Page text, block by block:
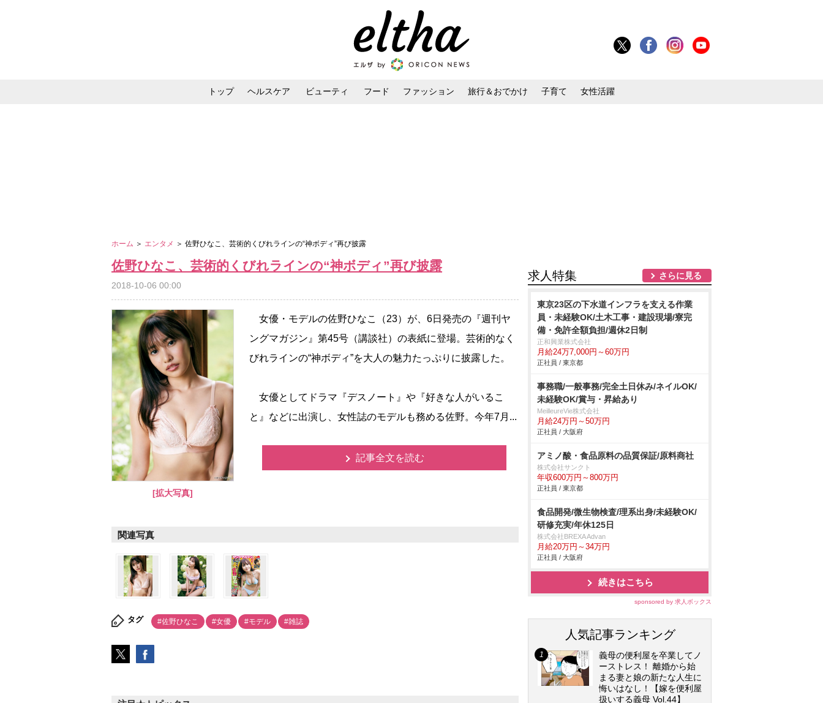
トップ ヘルスケア ビューティ フード ファッション 旅行＆おでかけ 子育て 女性活躍
ホーム ＞ エンタメ ＞ 佐野ひなこ、芸術的くびれラインの“神ボディ”再び披露
佐野ひなこ、芸術的くびれラインの“神ボディ”再び披露
2018-10-06 00:00
[拡大写真]
女優・モデルの佐野ひなこ（23）が、6日発売の『週刊ヤ
ングマガジン』第45号（講談社）の表紙に登場。芸術的なく
びれラインの“神ボディ”を大人の魅力たっぷりに披露した。
女優としてドラマ『デスノート』や『好きな人がいるこ
と』などに出演し、女性誌のモデルも務める佐野。今年7月...
記事全文を読む
関連写真
タグ #佐野ひなこ #女優 #モデル #雑誌
求人特集 さらに見る
東京23区の下水道インフラを支える作業
員・未経験OK/土木工事・建設現場/寮完
備・免許全額負担/週休2日制
正和興業株式会社
月給24万7,000円～60万円
正社員 / 東京都
事務職/一般事務/完全土日休み/ネイルOK/
未経験OK/賞与・昇給あり
MeilleureVie株式会社
月給24万円～50万円
正社員 / 大阪府
アミノ酸・食品原料の品質保証/原料商社
株式会社サンクト
年収600万円～800万円
正社員 / 東京都
食品開発/微生物検査/理系出身/未経験OK/
研修充実/年休125日
株式会社BREXA Advan
月給20万円～34万円
正社員 / 大阪府
続きはこちら
sponsored by 求人ボックス
人気記事ランキング
義母の便利屋を卒業してノ
ーストレス！ 離婚から始
まる妻と娘の新たな人生に
悔いはなし！【嫁を便利屋
扱いする義母 Vol.44】